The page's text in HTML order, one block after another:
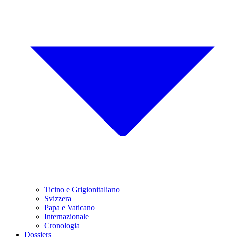
Ticino e Grigionitaliano
Svizzera
Papa e Vaticano
Internazionale
Cronologia
Dossiers